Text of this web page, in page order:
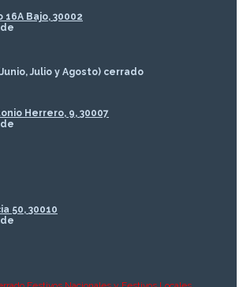
Bajo, 30002
Julio y Agosto) cerrado
Herrero, 9, 30007
50, 30010